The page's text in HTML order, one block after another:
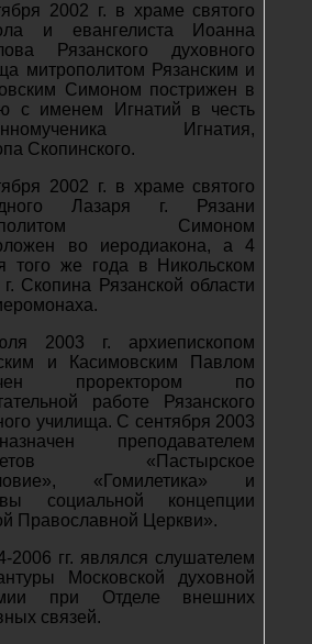
2002 г. в храме святого
и евангелиста Иоанна
Рязанского духовного
митрополитом Рязанским и
Симоном пострижен в
с именем Игнатий в честь
Игнатия,
Скопинского.
2002 г. в храме святого
Лазаря г. Рязани
Симоном
во иеродиакона, а 4
того же года в Никольском
Скопина Рязанской области
2003 г. архиепископом
и Касимовским Павлом
проректором по
работе Рязанского
училища. С сентября 2003
преподавателем
«Пастырское
«Гомилетика» и
социальной концепции
Православной Церкви».
2006 гг. являлся слушателем
Московской духовной
при Отделе внешних
связей.